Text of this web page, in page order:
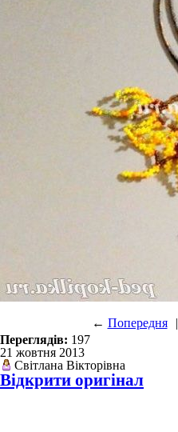
← Попередня |
Переглядів: 197
21 жовтня 2013
Світлана Вікторівна
Відкрити оригінал